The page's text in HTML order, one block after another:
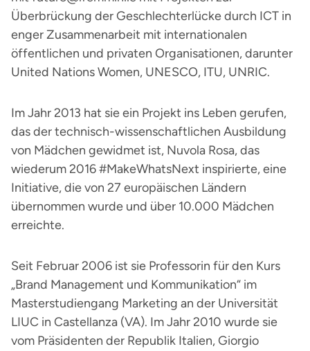
Überbrückung der Geschlechterlücke durch ICT in
enger Zusammenarbeit mit internationalen
öffentlichen und privaten Organisationen, darunter
United Nations Women, UNESCO, ITU, UNRIC.
Im Jahr 2013 hat sie ein Projekt ins Leben gerufen,
das der technisch-wissenschaftlichen Ausbildung
von Mädchen gewidmet ist, Nuvola Rosa, das
wiederum 2016 #MakeWhatsNext inspirierte, eine
Initiative, die von 27 europäischen Ländern
übernommen wurde und über 10.000 Mädchen
erreichte.
Seit Februar 2006 ist sie Professorin für den Kurs
„Brand Management und Kommunikation“ im
Masterstudiengang Marketing an der Universität
LIUC in Castellanza (VA). Im Jahr 2010 wurde sie
vom Präsidenten der Republik Italien, Giorgio